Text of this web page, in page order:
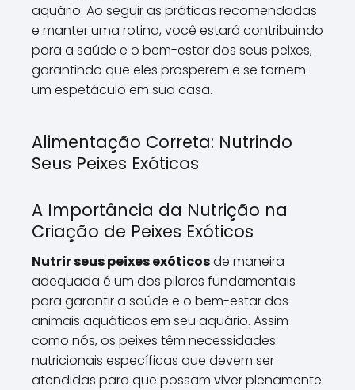
aquário. Ao seguir as práticas recomendadas
e manter uma rotina, você estará contribuindo
para a saúde e o bem-estar dos seus peixes,
garantindo que eles prosperem e se tornem
um espetáculo em sua casa.
Alimentação Correta: Nutrindo
Seus Peixes Exóticos
A Importância da Nutrição na
Criação de Peixes Exóticos
Nutrir seus peixes exóticosde maneira
adequada é um dos pilares fundamentais
para garantir a saúde e o bem-estar dos
animais aquáticos em seu aquário. Assim
como nós, os peixes têm necessidades
nutricionais específicas que devem ser
atendidas para que possam viver plenamente